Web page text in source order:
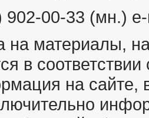
902-00-33 (мн.)
на материалы,
в
на сайте,